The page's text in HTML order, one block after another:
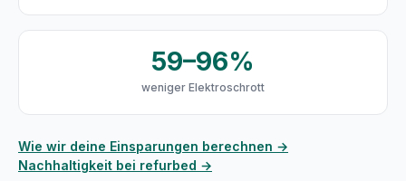
59–96%
weniger Elektroschrott
Wie wir deine Einsparungen berechnen →
Nachhaltigkeit bei refurbed →